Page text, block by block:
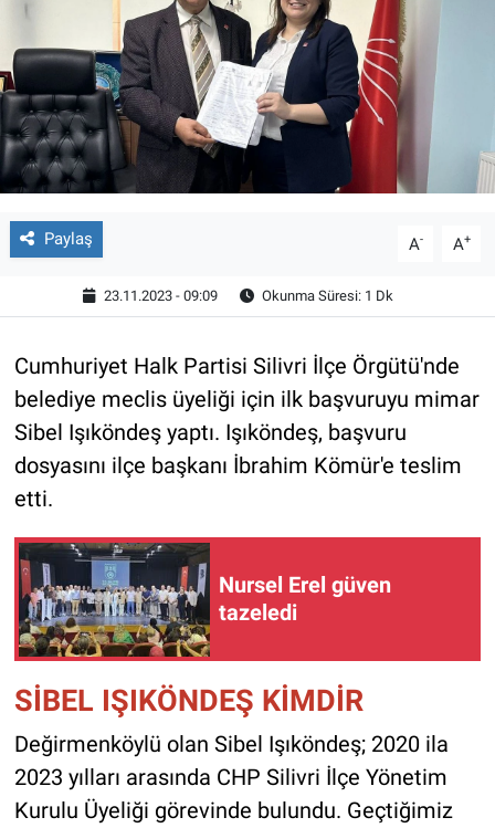
Paylaş A- A+
23.11.2023 - 09:09 Okunma Süresi: 1 Dk
Cumhuriyet Halk Partisi Silivri İlçe Örgütü'nde
belediye meclis üyeliği için ilk başvuruyu mimar
Sibel Işıköndeş yaptı. Işıköndeş, başvuru
dosyasını ilçe başkanı İbrahim Kömür'e teslim
etti.
Nursel Erel güven
tazeledi
SİBEL IŞIKÖNDEŞ KİMDİR
Değirmenköylü olan Sibel Işıköndeş; 2020 ila
2023 yılları arasında CHP Silivri İlçe Yönetim
Kurulu Üyeliği görevinde bulundu. Geçtiğimiz